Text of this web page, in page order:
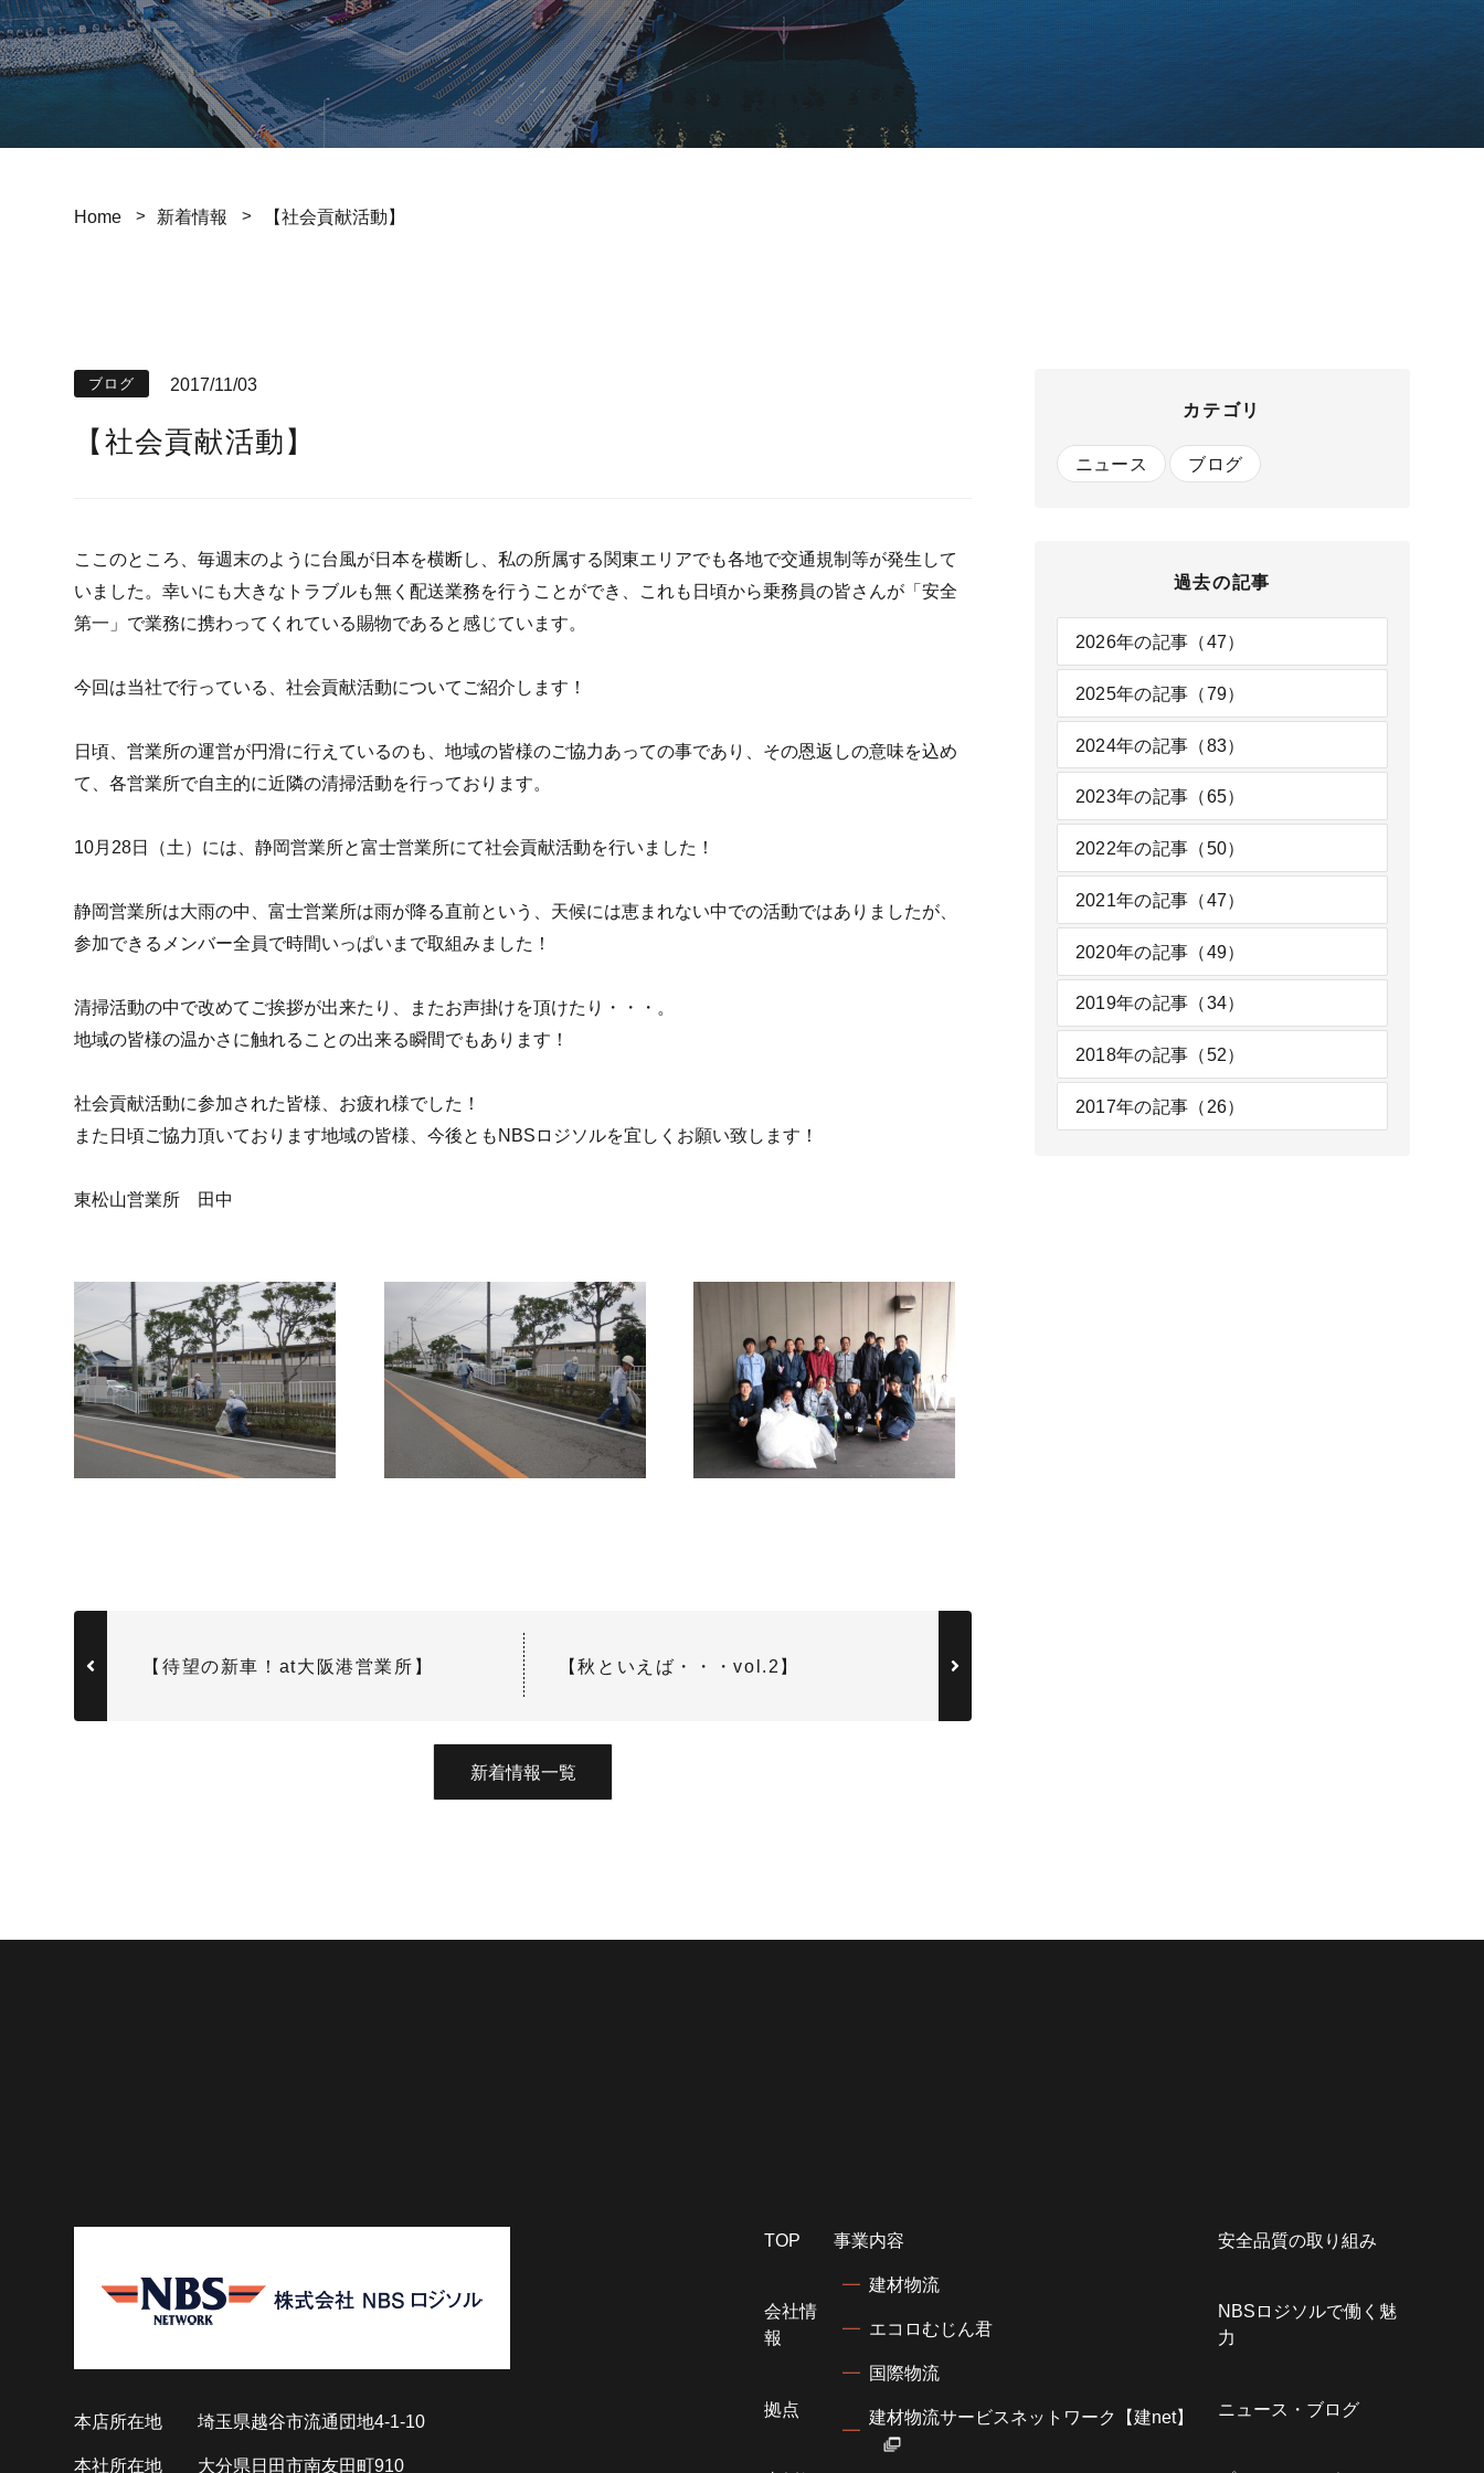
Home 新着情報 【社会貢献活動】
ブログ 2017/11/03
【社会貢献活動】
ここのところ、毎週末のように台風が日本を横断し、私の所属する関東エリアでも各地で交通規制等が発生して
いました。幸いにも大きなトラブルも無く配送業務を行うことができ、これも日頃から乗務員の皆さんが「安全
第一」で業務に携わってくれている賜物であると感じています。
今回は当社で行っている、社会貢献活動についてご紹介します！
日頃、営業所の運営が円滑に行えているのも、地域の皆様のご協力あっての事であり、その恩返しの意味を込め
て、各営業所で自主的に近隣の清掃活動を行っております。
10月28日（土）には、静岡営業所と富士営業所にて社会貢献活動を行いました！
静岡営業所は大雨の中、富士営業所は雨が降る直前という、天候には恵まれない中での活動ではありましたが、
参加できるメンバー全員で時間いっぱいまで取組みました！
清掃活動の中で改めてご挨拶が出来たり、またお声掛けを頂けたり・・・。
地域の皆様の温かさに触れることの出来る瞬間でもあります！
社会貢献活動に参加された皆様、お疲れ様でした！
また日頃ご協力頂いております地域の皆様、今後ともNBSロジソルを宜しくお願い致します！
東松山営業所 田中
【待望の新車！at大阪港営業所】 【秋といえば・・・vol.2】
新着情報一覧
カテゴリ
ニュース ブログ
過去の記事
2026年の記事（47）
2025年の記事（79）
2024年の記事（83）
2023年の記事（65）
2022年の記事（50）
2021年の記事（47）
2020年の記事（49）
2019年の記事（34）
2018年の記事（52）
2017年の記事（26）
TOP
会社情
報
拠点
事業内容
建材物流
エコロむじん君
国際物流
建材物流サービスネットワーク【建net】
安全品質の取り組み
NBSロジソルで働く魅
力
ニュース・ブログ
本店所在地 埼玉県越谷市流通団地4-1-10
本社所在地 大分県日田市南友田町910